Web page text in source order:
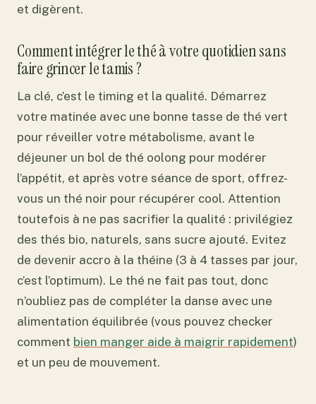
et digèrent.
Comment intégrer le thé à votre quotidien sans
faire grincer le tamis ?
La clé, c’est le timing et la qualité. Démarrez
votre matinée avec une bonne tasse de thé vert
pour réveiller votre métabolisme, avant le
déjeuner un bol de thé oolong pour modérer
l’appétit, et après votre séance de sport, offrez-
vous un thé noir pour récupérer cool. Attention
toutefois à ne pas sacrifier la qualité : privilégiez
des thés bio, naturels, sans sucre ajouté. Evitez
de devenir accro à la théine (3 à 4 tasses par jour,
c’est l’optimum). Le thé ne fait pas tout, donc
n’oubliez pas de compléter la danse avec une
alimentation équilibrée (vous pouvez checker
comment bien manger aide à maigrir rapidement)
et un peu de mouvement.